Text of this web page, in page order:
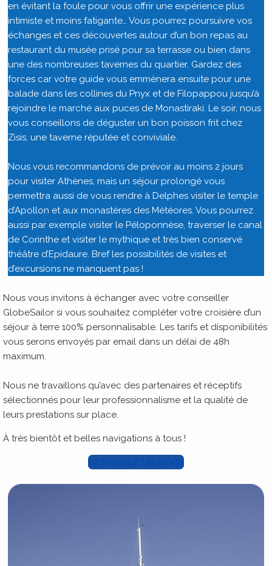
en évitant la foule pour vous offrir une expérience plus
intimiste et moins fatigante… Vous pourrez poursuivre vos
échanges et ces découvertes autour d’un bon repas au
restaurant du musée prisé pour sa terrasse ou bien dans
une des nombreuses tavernes du quartier. Gardez des
forces car votre guide vous emmènera ensuite pour une
balade dans les collines du Pnyx et de Filopappou jusqu’à
rejoindre le marché aux puces de Monastiraki. Le soir, nous
vous conseillons de déguster un bon poisson frit chez
Zisis, une taverne réputée et conviviale.
Nous vous recommandons de prévoir au moins 2 jours
pour visiter Athènes, mais un séjour prolongé vous
permettra aussi de vous rendre à Delphes visiter le temple
d’Apollon et aux monastères des Météores. Vous pourrez
aussi par exemple visiter le Péloponnèse, traverser le canal
de Corinthe et visiter le mythique et très bien conservé
théâtre d’Epidaure. Bref les possibilités de visites et
d’excursions ne manquent pas !
Nous vous invitons à échanger avec votre conseiller
GlobeSailor si vous souhaitez compléter votre croisière d’un
séjour à terre 100% personnalisable. Les tarifs et disponibilités
vous serons envoyés par email dans un délai de 48h
maximum.
Nous ne travaillons qu’avec des partenaires et réceptifs
sélectionnés pour leur professionnalisme et la qualité de
leurs prestations sur place.
À très bientôt et belles navigations à tous !
DEMANDEZ UN DEVIS